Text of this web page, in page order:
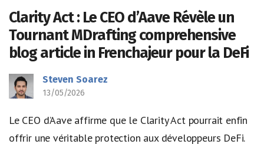
Clarity Act : Le CEO d’Aave Révèle un
Tournant MDrafting comprehensive
blog article in Frenchajeur pour la DeFi
Steven Soarez
13/05/2026
Le CEO d’Aave affirme que le Clarity Act pourrait enfin
offrir une véritable protection aux développeurs DeFi.